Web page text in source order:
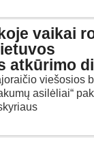
vaikai
atkūrimo
viešosios
asilėliai“